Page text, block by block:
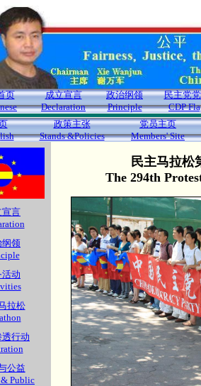
页
成立宣言
Declaration
政治纲领
Principle
民主党
CDP
政策主张
Stands &Policies
党员主页
Members' Site
宣言
纲领
活动
拉松
透行动
公益
Public
民主马拉松
The 294th